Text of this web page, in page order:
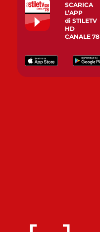
SCARICA
L’APP
di STILETV
HD
CANALE 78